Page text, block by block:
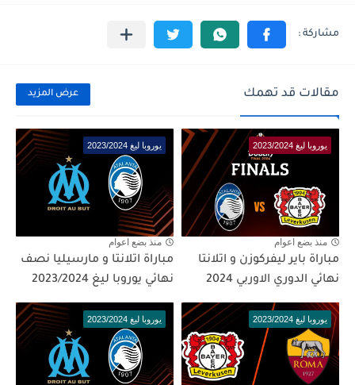
مقالات قد تهمك عرض المزيد
يوروبا ليغ 2023/2024
منذ بضع اعوام
مباراة باير ليفركوزن و اتلانتا
نهائي الدوري الاوربي 2024
يوروبا ليغ 2023/2024
منذ بضع اعوام
مباراة اتلانتا و مارسيليا نصف
نهائي يوروبا ليغ 2023/2024
يوروبا ليغ 2023/2024 يوروبا ليغ 2023/2024